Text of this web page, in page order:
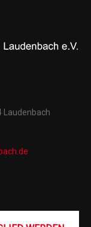
Laudenbach